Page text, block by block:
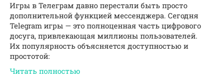
Игры в Телеграм давно перестали быть просто
дополнительной функцией мессенджера. Сегодня
Telegram игры — это полноценная часть цифрового
досуга, привлекающая миллионы пользователей.
Их популярность объясняется доступностью и
простотой:
Читать полностью